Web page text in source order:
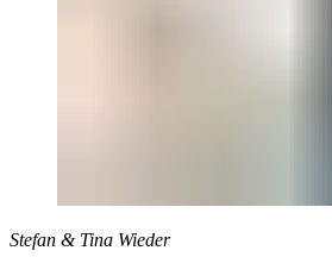
Stefan & Tina Wieder